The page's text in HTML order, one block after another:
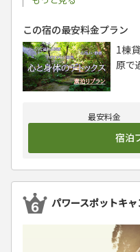
宿泊
この宿の最安料金プラン
1棟
原で
パワースポットキ